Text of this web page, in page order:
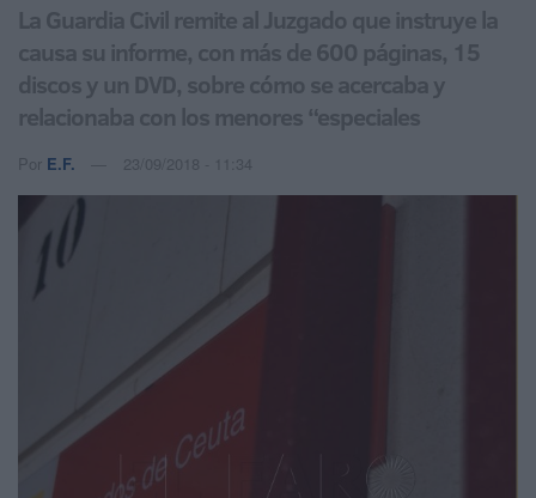
La Guardia Civil remite al Juzgado que instruye la
causa su informe, con más de 600 páginas, 15
discos y un DVD, sobre cómo se acercaba y
relacionaba con los menores “especiales
Por E.F. 23/09/2018 - 11:34